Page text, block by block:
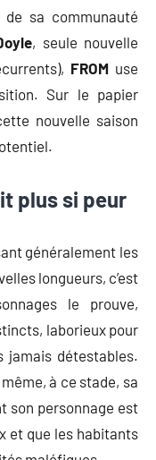
sa communauté
, seule nouvelle
FROM use
Sur le papier
nouvelle saison
plus si peur
généralement les
longueurs, c’est
le prouve,
laborieux pour
jamais détestables.
à ce stade, sa
son personnage est
et que les habitants